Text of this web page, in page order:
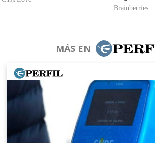
MÁS EN